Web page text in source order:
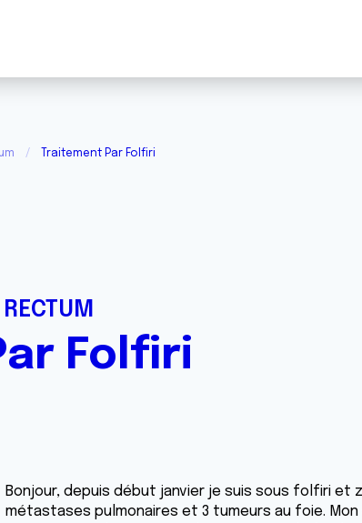
Traitement Par Folfiri
Folfiri
Bonjour, depuis début janvier je suis sous folfiri
métastases pulmonaires et 3 tumeurs au foie.